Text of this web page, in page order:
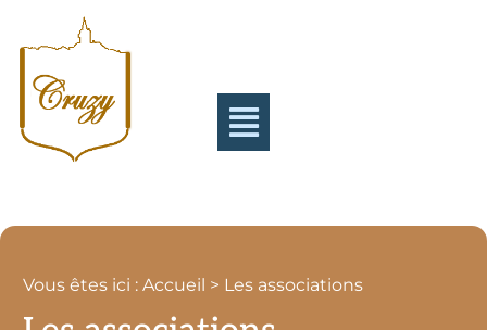
Vous êtes ici : Accueil > Les associations